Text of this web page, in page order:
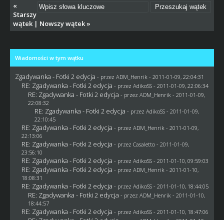
«
Starszy
wątek| Nowszy wątek»
Wiadomości w tym wątku
Zgadywanka - Fotki 2 edycja - przez ADM_Henrik - 2011-01-09, 22:04:31
RE: Zgadywanka - Fotki 2 edycja - przez AdikoSS - 2011-01-09, 22:06:34
RE: Zgadywanka - Fotki 2 edycja - przez ADM_Henrik - 2011-01-09,
22:08:32
RE: Zgadywanka - Fotki 2 edycja - przez AdikoSS - 2011-01-09,
22:10:45
RE: Zgadywanka - Fotki 2 edycja - przez ADM_Henrik - 2011-01-09,
22:13:06
RE: Zgadywanka - Fotki 2 edycja - przez Casaletto- 2011-01-09,
23:56:10
RE: Zgadywanka - Fotki 2 edycja - przez AdikoSS - 2011-01-10, 09:59:03
RE: Zgadywanka - Fotki 2 edycja - przez ADM_Henrik - 2011-01-10,
18:08:31
RE: Zgadywanka - Fotki 2 edycja - przez AdikoSS - 2011-01-10, 18:44:05
RE: Zgadywanka - Fotki 2 edycja - przez ADM_Henrik - 2011-01-10,
18:44:57
RE: Zgadywanka - Fotki 2 edycja - przez AdikoSS - 2011-01-10, 18:47:06